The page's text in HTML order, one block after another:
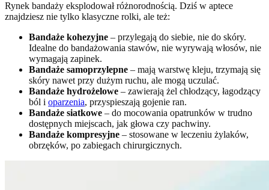
Rynek bandaży eksplodował różnorodnością. Dziś w aptece
znajdziesz nie tylko klasyczne rolki, ale też:
Bandaże kohezyjne – przylegają do siebie, nie do skóry.
Idealne do bandażowania stawów, nie wyrywają włosów, nie
wymagają zapinek.
Bandaże samoprzylepne – mają warstwę kleju, trzymają się
skóry nawet przy dużym ruchu, ale mogą uczulać.
Bandaże hydrożelowe – zawierają żel chłodzący, łagodzący
ból i oparzenia, przyspieszają gojenie ran.
Bandaże siatkowe – do mocowania opatrunków w trudno
dostępnych miejscach, jak głowa czy pachwiny.
Bandaże kompresyjne – stosowane w leczeniu żylaków,
obrzęków, po zabiegach chirurgicznych.